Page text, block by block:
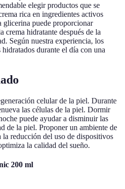
elegir productos que se
rica en ingredientes activos
puede proporcionar
hidratante después de la
Según nuestra experiencia, los
durante el día con una
celular de la piel. Durante
las células de la piel. Dormir
puede ayudar a disminuir las
de la piel. Proponer un ambiente de
la reducción del uso de dispositivos
la calidad del sueño.
200 ml